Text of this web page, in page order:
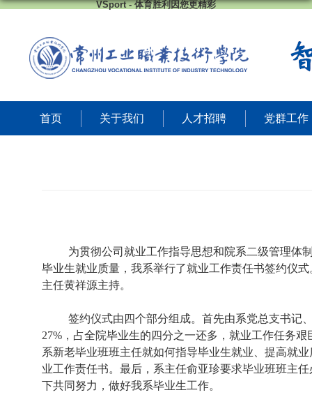
VSport - 体育胜利因您更精彩
首页 关于我们 人才招聘 党群工作
为贯彻公司就业工作指导思想和院系二级管理体
毕业生就业质量，我系举行了就业工作责任书签约仪
主任黄祥源主持。
签约仪式由四个部分组成。首先由系党总支书记
27% ，占全院毕业生的四分之一还多，就业工作任务艰
系新老毕业班班主任就如何指导毕业生就业、提高就
业工作责任书。最后，系主任俞亚珍要求毕业班班主
下共同努力，做好我系毕业生工作。